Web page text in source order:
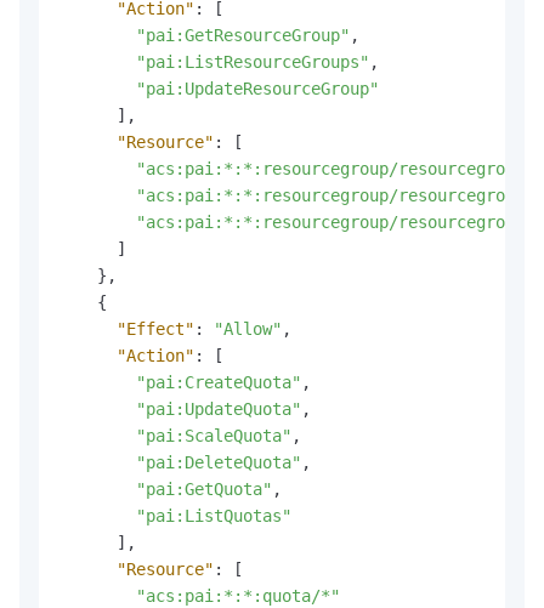
"Action" :
[
"pai:GetResourceGroup" ,
"pai:ListResourceGroups" ,
"pai:UpdateResourceGroup"
] ,
"Resource" :
[
"acs:pai:*:*:resourcegroup/resourcegroup1"
"acs:pai:*:*:resourcegroup/resourcegroup2"
"acs:pai:*:*:resourcegroup/resourcegroup3"
]
} ,
{
"Effect" : "Allow" ,
"Action" :
[
"pai:CreateQuota" ,
"pai:UpdateQuota" ,
"pai:ScaleQuota" ,
"pai:DeleteQuota" ,
"pai:GetQuota" ,
"pai:ListQuotas"
] ,
"Resource" :
[
"acs:pai:*:*:quota/*"